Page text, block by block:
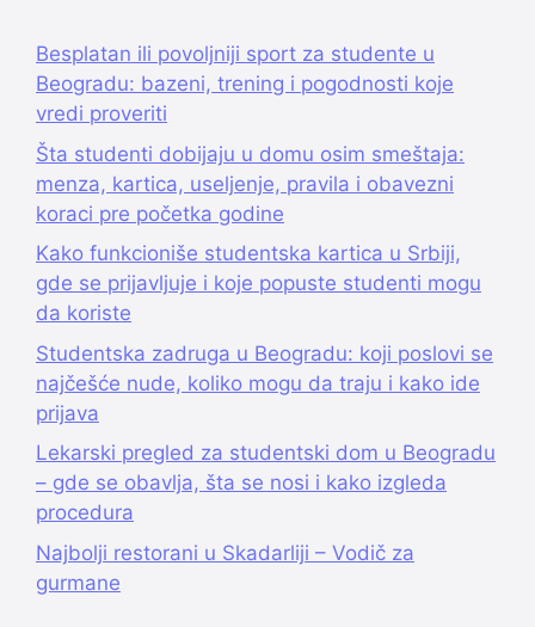
Besplatan ili povoljniji sport za studente u
Beogradu: bazeni, trening i pogodnosti koje
vredi proveriti
Šta studenti dobijaju u domu osim smeštaja:
menza, kartica, useljenje, pravila i obavezni
koraci pre početka godine
Kako funkcioniše studentska kartica u Srbiji,
gde se prijavljuje i koje popuste studenti mogu
da koriste
Studentska zadruga u Beogradu: koji poslovi se
najčešće nude, koliko mogu da traju i kako ide
prijava
Lekarski pregled za studentski dom u Beogradu
– gde se obavlja, šta se nosi i kako izgleda
procedura
Najbolji restorani u Skadarliji – Vodič za
gurmane